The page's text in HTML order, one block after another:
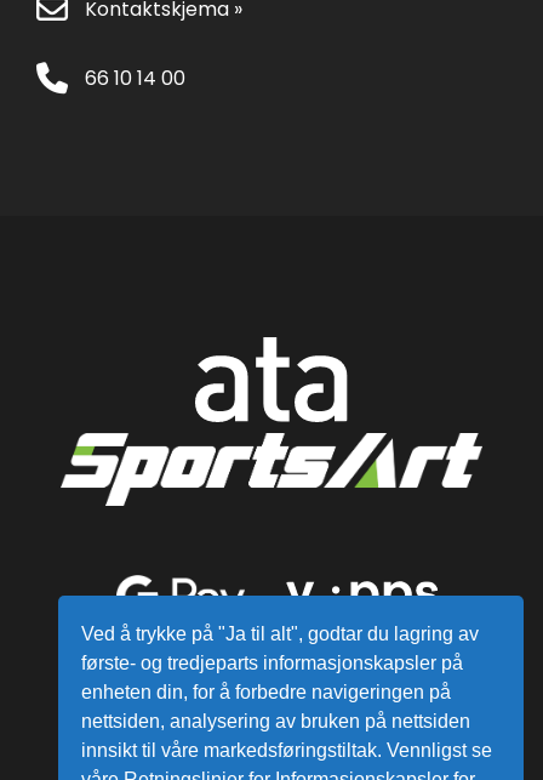
Kontaktskjema »
66 10 14 00
Ved å trykke på "Ja til alt", godtar du lagring av
første- og tredjeparts informasjonskapsler på
enheten din, for å forbedre navigeringen på
nettsiden, analysering av bruken på nettsiden
innsikt til våre markedsføringstiltak. Vennligst se